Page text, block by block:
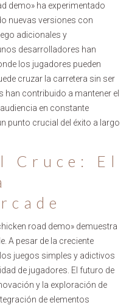
demo» ha experimentado
nuevas versiones con
adicionales y
desarrolladores han
los jugadores pueden
cruzar la carretera sin ser
contribuido a mantener el
en constante
punto crucial del éxito a largo
Cruce: El
road demo» demuestra
A pesar de la creciente
juegos simples y adictivos
de jugadores. El futuro de
y la exploración de
de elementos